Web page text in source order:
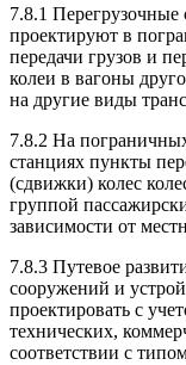
7.8.1 Перегрузочные
проектируют в
передачи грузов и
колеи в вагоны
на другие виды
7.8.2 На
станциях пункты
(сдвижки) колес
группой
зависимости от
7.8.3 Путевое
сооружений и
проектировать с
технических,
соответствии с